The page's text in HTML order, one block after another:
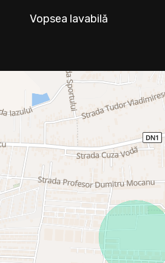
Vopsea lavabilă